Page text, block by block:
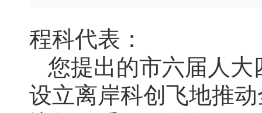
程科代表：
您提出的市六届人
设立离岸科创飞地推